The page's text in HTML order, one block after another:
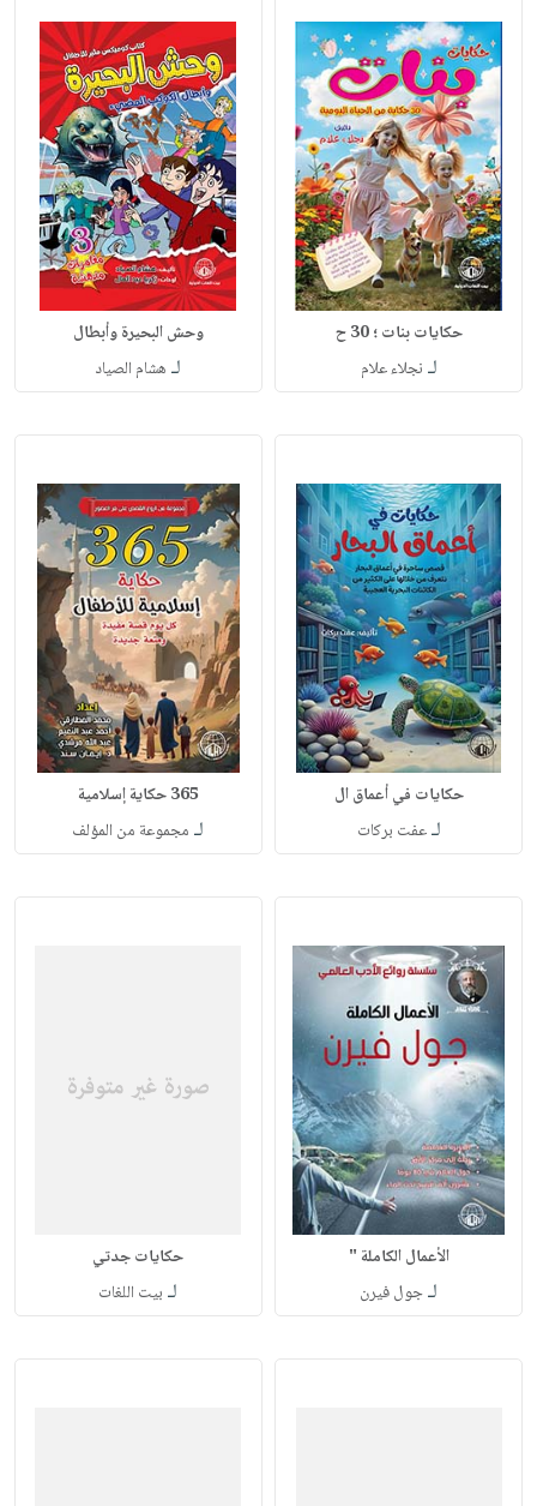
حكايات بنات ؛ 30 ح
لـ نجلاء علام
وحش البحيرة وأبطال
لـ هشام الصياد
حكايات في أعماق ال
لـعفت بركات
365 حكاية إسلامية
لـ مجموعة من المؤلف
الأعمال الكاملة "
لـجول فيرن
حكايات جدتي
لـ بيت اللغات